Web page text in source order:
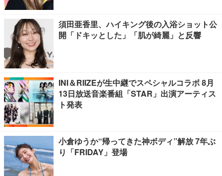
須田亜香里、ハイキング後の入浴ショット公
開「ドキッとした」「肌が綺麗」と反響
INI＆RIIZEが生中継でスペシャルコラボ 8月
13日放送音楽番組「STAR」出演アーティス
ト発表
小倉ゆうか“帰ってきた神ボディ”解放 7年ぶ
り「FRIDAY」登場